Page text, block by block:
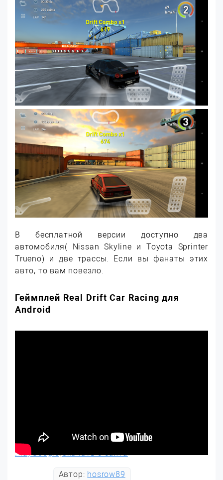
В бесплатной версии доступно два
автомобиля( Nissan Skyline и Toyota Sprinter
Trueno) и две трассы. Если вы фанаты этих
авто, то вам повезло.
Геймплей Real Drift Car Racing для
Android
PlayGoogle|Скачать с сайта
Автор: hosrow89